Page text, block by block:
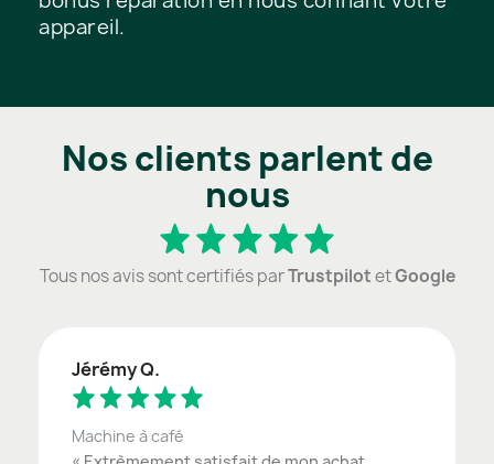
appareil.
Nos clients parlent de
nous
Tous nos avis sont certifiés parTrustpilotetGoogle
Jérémy Q.
Machine à café